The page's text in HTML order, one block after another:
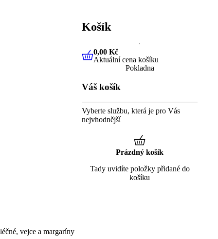
vejce a margaríny
Košík
0,00 KčAktuální cena košíku
0,00 Kč
Aktuální cena košíku
Pokladna
Váš košík
Vyberte službu, která je pro Vás
nejvhodnější
Prázdný košík
Tady uvidíte položky přidané do
košíku